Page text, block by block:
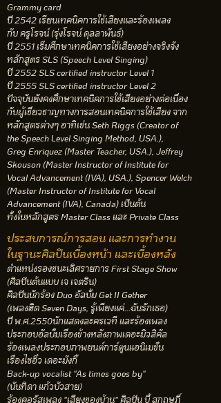
Grammy card
ปี 2542 เรียนเทคนิคการใช้เสียงและร้องเพลง
กับ ครูโรจน์ (รุ่งโรจน์ ดุลลาพันธ์)
ปี 2551 เริ่มศึกษาเทคนิคการใช้เสียงอย่างจริงจัง
หลักสูตร SLS (Speech Level Singing)
ปี 2552 SLS certified instructor Level 1
ปี 2555 SLS certified instructor Level 2
ปัจจุบันยังคงศึกษาเทคนิคการใช้เสียงอย่างต่อเนื่อง
กับผู้เชี่ยวชาญทางการสอนเทคนิคการใช้เสียง จาก
หลักสูตรต่างๆ อาทิเช่น Seth Riggs (Creator of
the Speech Level Singing Method, USA.),
Greg Enriquez (Master Teacher, USA.), Jeffrey
Skouson (Master Instructor of Institute for
Vocal Advancement (IVA), USA.), Spencer Welch
(Master Instructor of Institute for Vocal
Advancement (IVA), Canada) เป็นต้น
ทั้งในหลักสูตร Master Class และ Private Class
ประสบการณ์การสอน และการทำงาน
ในฐานะศิลปินเบื้องหน้า และเบื้องหลัง
ตำแหน่งรองชนะเลิศรายการ First Stage Show
(ศิลปินต้นแบบ เจ เจตริน)
ศิลปินนักร้อง Duo อัลบั้ม Get II Gether
(เพลงฮิต Seven Days, รู้เพียงแค่...ฉันรักเธอ)
ปี พ.ศ.2550นักแสดงละครเวที และร้องเพลง
ประกอบอัลบั้มเรื่องข้างหลังภาพเดอะมิวสิคัล
ร้องเพลงประกอบภาพยนต์การ์ตูนแอนิเมชั่น
เรื่องไซอิ๋ว เดอะมังกี้
Back-up vocalist "As times goes by"
(นันทิดา แก้วบัวสาย)
ร้องคอรัสเพลง "เสียงของบ้าน" ศิลปิน บี้ สุกฤษฎิ์